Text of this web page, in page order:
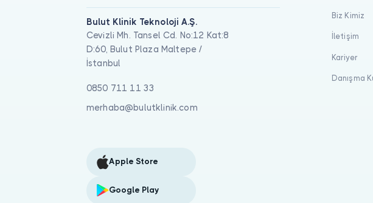
Bulut Klinik Teknoloji A.Ş.
Cevizli Mh. Tansel Cd. No:12 Kat:8
D:60, Bulut Plaza Maltepe /
İstanbul
0850 711 11 33
merhaba@bulutklinik.com
Apple Store
Google Play
Biz Kimiz
İletişim
Kariyer
Danışma